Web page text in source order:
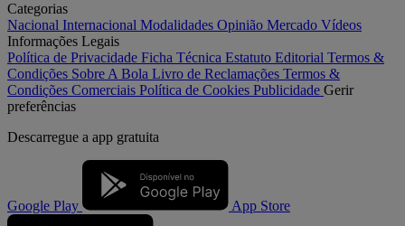
Categorias
Nacional Internacional Modalidades Opinião Mercado Vídeos
Informações Legais
Política de Privacidade Ficha Técnica Estatuto Editorial Termos &
Condições Sobre A Bola Livro de Reclamações Termos &
Condições Comerciais Política de Cookies Publicidade Gerir
preferências
Descarregue a app gratuita
Google Play App Store